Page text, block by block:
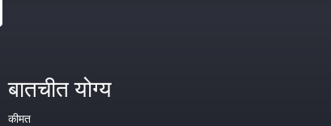
बातचीत योग्य
कीमत